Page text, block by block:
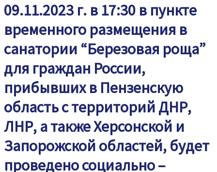
09.11.2023 г. в 17:30 в пункте
временного размещения в
санатории “Березовая роща”
для граждан России,
прибывших в Пензенскую
область с территорий ДНР,
ЛНР, а также Херсонской и
Запорожской областей, будет
проведено социально –